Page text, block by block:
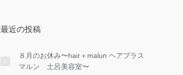
最近の投稿
８月のお休み〜hair＋malun ヘアプラス
マルン 土呂美容室〜